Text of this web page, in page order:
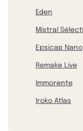
Eden
Mistral
Epsicap Nano
Remake Live
Immorente
Iroko Atlas